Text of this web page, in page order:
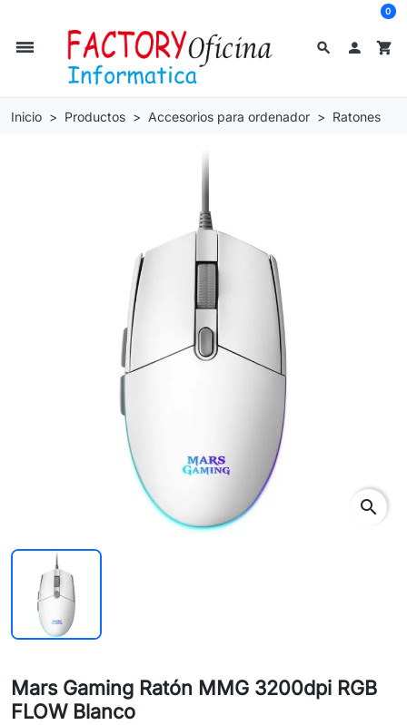
search
dehaze  shopping_cart
0
Inicio Productos Accesorios para ordenador Ratones
search
Mars Gaming Ratón MMG 3200dpi RGB
FLOW Blanco